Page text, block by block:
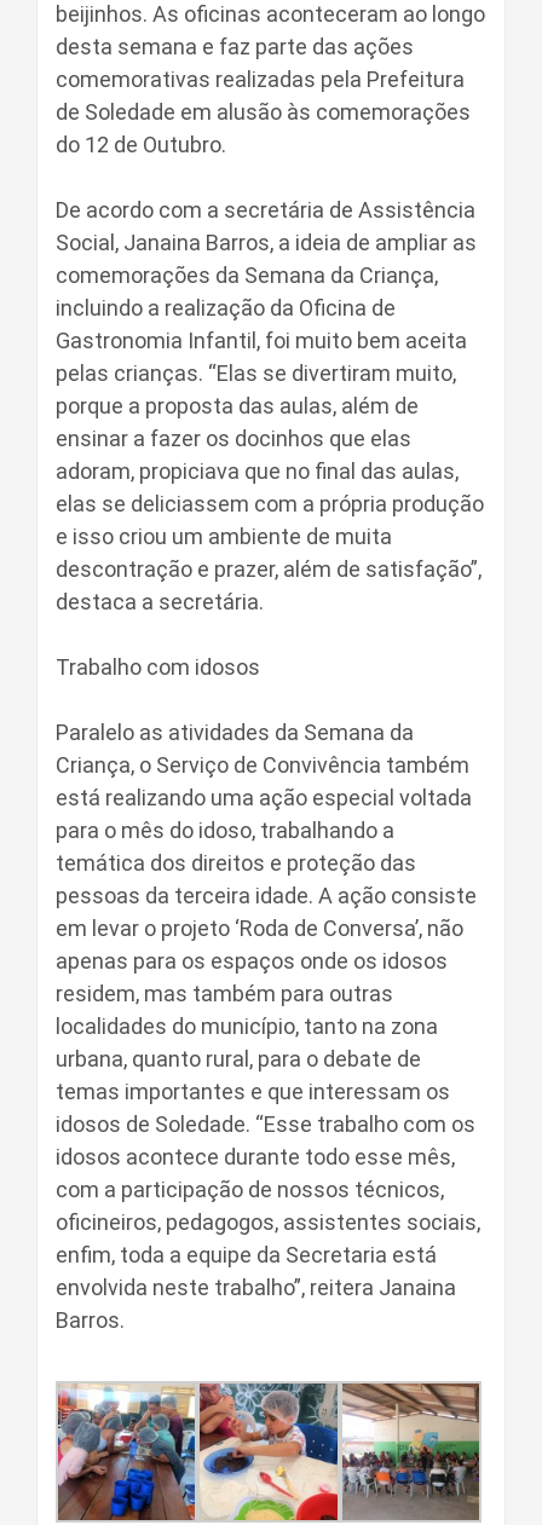
beijinhos. As oficinas aconteceram ao longo
desta semana e faz parte das ações
comemorativas realizadas pela Prefeitura
de Soledade em alusão às comemorações
do 12 de Outubro.
De acordo com a secretária de Assistência
Social, Janaina Barros, a ideia de ampliar as
comemorações da Semana da Criança,
incluindo a realização da Oficina de
Gastronomia Infantil, foi muito bem aceita
pelas crianças. “Elas se divertiram muito,
porque a proposta das aulas, além de
ensinar a fazer os docinhos que elas
adoram, propiciava que no final das aulas,
elas se deliciassem com a própria produção
e isso criou um ambiente de muita
descontração e prazer, além de satisfação”,
destaca a secretária.
Trabalho com idosos
Paralelo as atividades da Semana da
Criança, o Serviço de Convivência também
está realizando uma ação especial voltada
para o mês do idoso, trabalhando a
temática dos direitos e proteção das
pessoas da terceira idade. A ação consiste
em levar o projeto ‘Roda de Conversa’, não
apenas para os espaços onde os idosos
residem, mas também para outras
localidades do município, tanto na zona
urbana, quanto rural, para o debate de
temas importantes e que interessam os
idosos de Soledade. “Esse trabalho com os
idosos acontece durante todo esse mês,
com a participação de nossos técnicos,
oficineiros, pedagogos, assistentes sociais,
enfim, toda a equipe da Secretaria está
envolvida neste trabalho”, reitera Janaina
Barros.